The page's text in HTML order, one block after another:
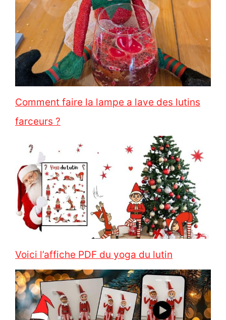
Comment faire la lampe a lave des lutins
farceurs ?
Voici l’affiche PDF du yoga du lutin